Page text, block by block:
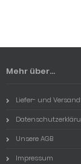
Mehr über...
Liefer- und
Unsere AGB
Impressum